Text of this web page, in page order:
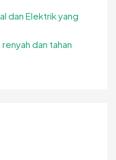
dan Elektrik yang
dan tahan